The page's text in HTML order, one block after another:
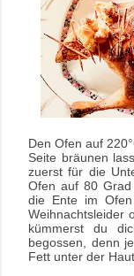
Den Ofen auf
Seite bräunen
zuerst für die
Ofen auf 80
die Ente im
Weihnachtsleider
kümmerst du
begossen, denn
Fett unter der